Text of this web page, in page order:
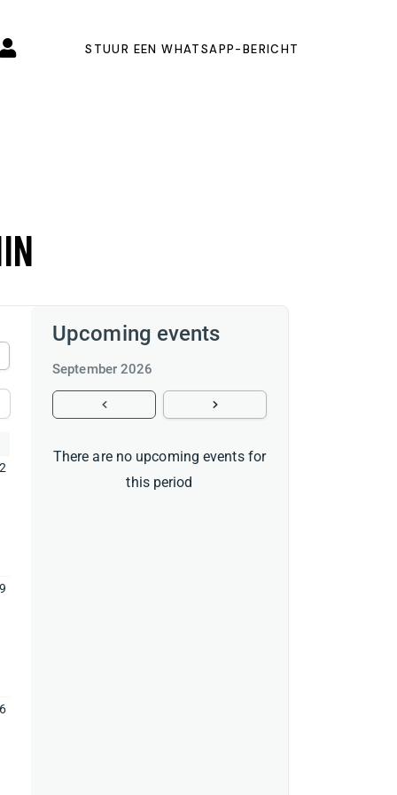
STUUR EEN WHATSAPP-BERICHT
2
9
Upcoming events
September 2026
There are no upcoming events for
this period